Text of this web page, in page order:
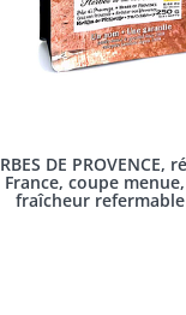
DE PROVENCE,
France, coupe
fraîcheur refermable